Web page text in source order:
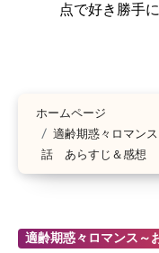
点で好き勝手
ホームページ
適齢期惑々ロマン
話 あらすじ＆感想
適齢期惑々ロマンス～